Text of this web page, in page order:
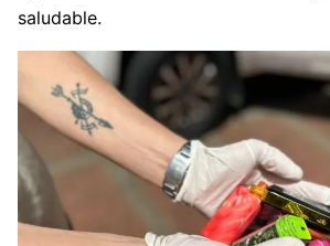
saludable.